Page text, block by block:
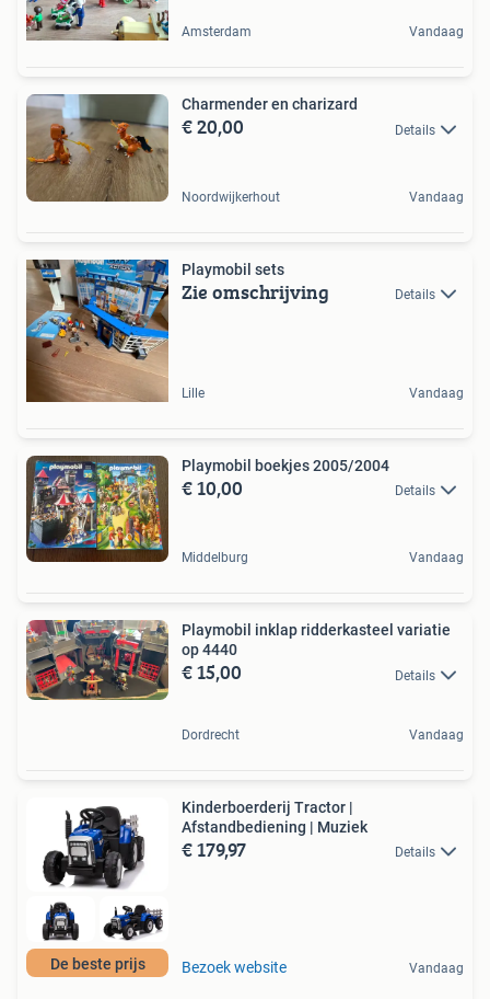
Amsterdam Vandaag
Charmender en charizard
€ 20,00 Details
Noordwijkerhout Vandaag
Playmobil sets
Zie omschrijving Details
Lille Vandaag
Playmobil boekjes 2005/2004
€ 10,00 Details
Middelburg Vandaag
Playmobil inklap ridderkasteel variatie
op 4440
€ 15,00 Details
Dordrecht Vandaag
De beste prijs
Kinderboerderij Tractor |
Afstandbediening | Muziek
€ 179,97 Details
Bezoek website Vandaag